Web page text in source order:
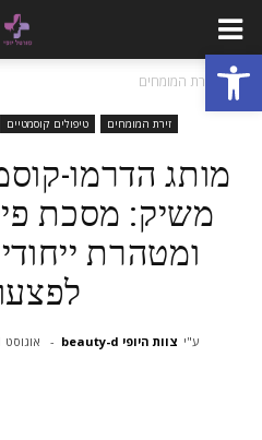
פתח סרגל נגישות
בית זירת המומחים
זירת המומחים טיפולים קוסמטיים
משיק: מסכת
ומטהרת
ע"י צוות היופי beauty-d - אוגוסט 31, 2025